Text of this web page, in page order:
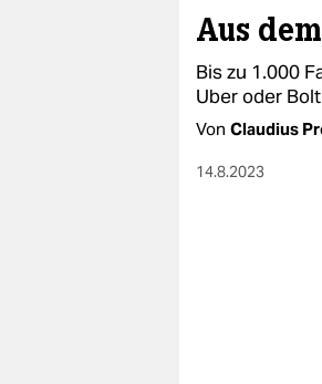
Aus
Bis zu 1.000
Uber oder
Von Claudius
14.8.2023